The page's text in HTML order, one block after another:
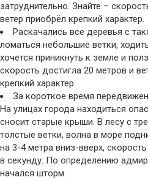
затруднительно. Знайте –
ветер приобрёл крепкий характер.
Раскачались все деревья с
ломаться небольшие ветки,
хочется приникнуть к земле и
скорость достигла 20 метров и
крепкий характер.
За короткое время
На улицах города находиться
сносит старые крыши. В лесу с
толстые ветки, волна в море
на 3-4 метра вниз-вверх,
в секунду. По определению
начался шторм.